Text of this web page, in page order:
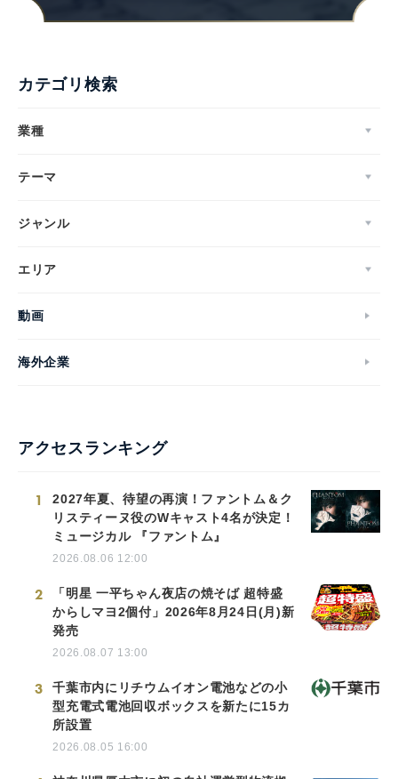
カテゴリ検索
業種
テーマ
ジャンル
エリア
動画
海外企業
アクセスランキング
1
2027年夏、待望の再演！ファントム＆ク
リスティーヌ役のWキャスト4名が決定！
ミュージカル 『ファントム』
2026.08.06 12:00
2
「明星 一平ちゃん夜店の焼そば 超特盛
からしマヨ2個付」2026年8月24日(月)新
発売
2026.08.07 13:00
3
千葉市内にリチウムイオン電池などの小
型充電式電池回収ボックスを新たに15カ
所設置
2026.08.05 16:00